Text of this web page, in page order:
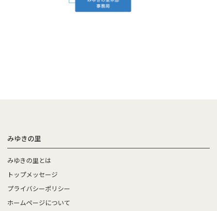
みゆきの里
みゆきの里とは
トップメッセージ
プライバシーポリシー
ホームページについて